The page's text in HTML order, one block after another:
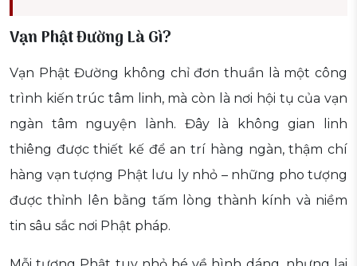
Vạn Phật Đường Là Gì?
Vạn Phật Đường không chỉ đơn thuần là một công
trình kiến trúc tâm linh, mà còn là nơi hội tụ của vạn
ngàn tâm nguyện lành. Đây là không gian linh
thiêng được thiết kế để an trí hàng ngàn, thậm chí
hàng vạn tượng Phật lưu ly nhỏ – những pho tượng
được thỉnh lên bằng tấm lòng thành kính và niềm
tin sâu sắc nơi Phật pháp.